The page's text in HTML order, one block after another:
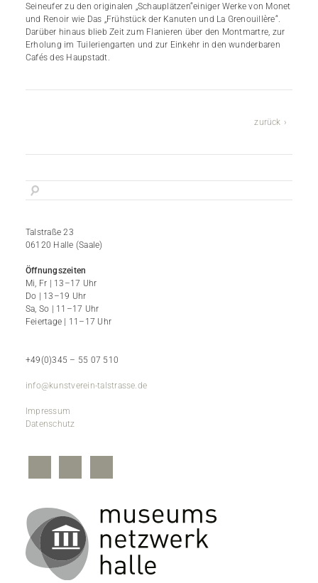
Seineufer zu den originalen „Schauplätzen“einiger Werke von Monet
und Renoir wie Das „Frühstück der Kanuten und La Grenouillère“.
Darüber hinaus blieb Zeit zum Flanieren über den Montmartre, zur
Erholung im Tuileriengarten und zur Einkehr in den wunderbaren
Cafés des Haupstadt.
zurück
Talstraße 23
06120 Halle (Saale)
Öffnungszeiten
Mi, Fr | 13–17 Uhr
Do | 13–19 Uhr
Sa, So | 11–17 Uhr
Feiertage | 11–17 Uhr
+49(0)345 – 55 07 510
info@kunstverein-talstrasse.de
Impressum
Datenschutz